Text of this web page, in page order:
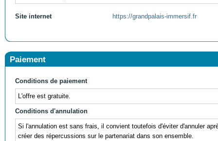
Site internet https://grandpalais-immersif.fr
Paiement
Conditions de paiement
L'offre est gratuite.
Conditions d'annulation
Si l'annulation est sans frais, il convient toutefois d'éviter d'annuler
créer des répercussions sur le partenariat dans son ensemble.